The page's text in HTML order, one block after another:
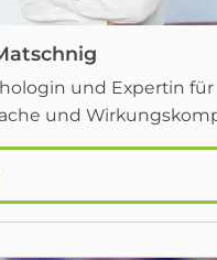
und Expertin für
und